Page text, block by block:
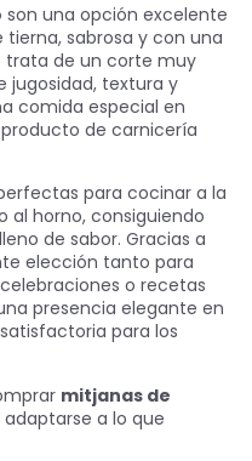
son una opción excelente
sabrosa y con una
trata de un corte muy
jugosidad, textura y
comida especial en
de carnicería
para cocinar a la
al horno, consiguiendo
de sabor. Gracias a
elección tanto para
o recetas
presencia elegante en
para los
mitjanas de
a lo que